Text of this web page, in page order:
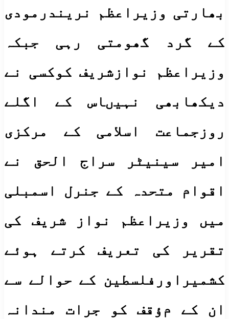
بھارتی وزیراعظم نریندرمودی
کے گرد گھومتی رہی جبکہ
وزیراعظم نوازشریف کوکسی نے
دیکھابھی نہیںاس کے اگلے
روزجماعت اسلامی کے مرکزی
امیر سینیٹر سراج الحق نے
اقوام متحدہ کے جنرل اسمبلی
میں وزیراعظم نواز شریف کی
تقریر کی تعریف کرتے ہوئے
کشمیراورفلسطین کے حوالے سے
ان کے مﺅقف کو جرات مندانہ